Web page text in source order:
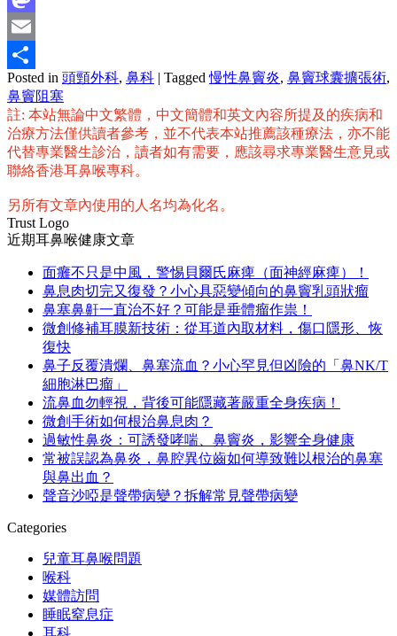
Mastodon
Email
分
享
Posted in 頭頸外科, 鼻科 | Tagged 慢性鼻竇炎, 鼻竇球囊擴張術,
鼻竇阻塞
註: 本站無論中文繁體，中文簡體和英文內容所提及的疾病和
治療方法僅供讀者參考，並不代表本站推薦該種療法，亦不能
代替專業醫生診治，讀者如有需要，應該尋求專業醫生意見或
聯絡香港耳鼻喉專科。
另所有文章內使用的人名均為化名。
Trust Logo
近期耳鼻喉健康文章
面癱不只是中風，警惕貝爾氏麻痺（面神經麻痺）！
鼻息肉切完又復發？小心具惡變傾向的鼻竇乳頭狀瘤
鼻塞鼻鼾一直治不好？可能是垂體瘤作祟！
微創修補耳膜新技術：從耳道內取材料，傷口隱形、恢
復快
鼻子反覆潰爛、鼻塞流血？小心罕見但凶險的「鼻NK/T
細胞淋巴瘤」
流鼻血勿輕視，背後可能隱藏著嚴重全身疾病！
微創手術如何根治鼻息肉？
過敏性鼻炎：可誘發哮喘、鼻竇炎，影響全身健康
常被誤認為鼻炎，鼻腔異位齒如何導致難以根治的鼻塞
與鼻出血？
聲音沙啞是聲帶病變？拆解常見聲帶病變
Categories
兒童耳鼻喉問題
喉科
媒體訪問
睡眠窒息症
耳科